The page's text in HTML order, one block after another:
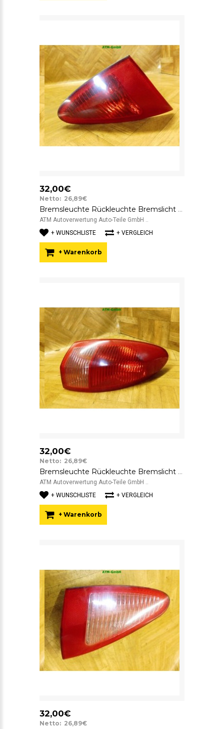
32,00€
Netto: 26,89€
Bremsleuchte Rückleuchte Bremslicht Rücklicht links aussen Alfa Romeo 147
ATM Autoverwertung Auto-Teile GmbH ..
+ WUNSCHLISTE
+ VERGLEICH
+ Warenkorb
32,00€
Netto: 26,89€
Bremsleuchte Rückleuchte Bremslicht Rücklicht rechts Alfa Romeo 147 innen
ATM Autoverwertung Auto-Teile GmbH ..
+ WUNSCHLISTE
+ VERGLEICH
+ Warenkorb
32,00€
Netto: 26,89€